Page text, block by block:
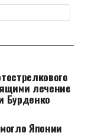
1 млн
лечение
Бурденко
Японии